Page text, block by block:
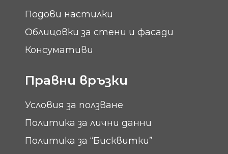
Подови настилки
Облицовки за стени и фасади
Консумативи
Правни връзки
Условия за ползване
Политика за лични данни
Политика за “Бисквитки”